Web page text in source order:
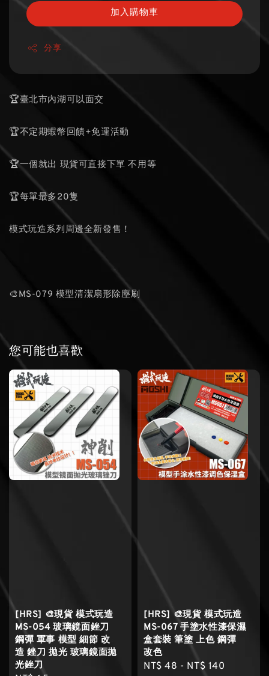
加入購物車
分享
🏆臺北市內湖可以面交
🏆不定期蝦幣回饋+免運活動
🏆一個就出 現貨可直接下單 不用等
🏆每單最多20隻
模式玩造系列周邊全新發售！
🎨MS-079 模型清潔扇形除塵刷
您可能也喜歡
[HRS] 🎨現貨 模式玩造
MS-054 玻璃鏡面銼刀
鋼彈 軍事 模型 細節 改
造 銼刀 拋光 玻璃鏡面拋
光銼刀
[HRS] 🎨現貨 模式玩造
MS-067 手塗水性漆保濕
盒套裝 筆塗 上色 鋼彈
改色
Regular
NT$ 48 - NT$ 140